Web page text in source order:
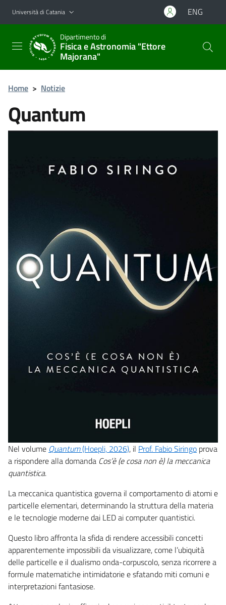
Vai al contenuto principale
Vai al menu di navigazione
Università di Catania ENG
Dipartimento di
Fisica e Astronomia "Ettore
Majorana"
Home > Notizie
Quantum
Nel volume Quantum(Hoepli, 2026), il Prof. Fabio Siringo prova
a rispondere alla domanda Cos’è (e cosa non è) la meccanica
quantistica.
La meccanica quantistica governa il comportamento di atomi e
particelle elementari, determinando la struttura della materia
e le tecnologie moderne dai LED ai computer quantistici.
Questo libro affronta la sfida di rendere accessibili concetti
apparentemente impossibili da visualizzare, come l’ubiquità
delle particelle e il dualismo onda-corpuscolo, senza ricorrere a
formule matematiche intimidatorie e sfatando miti comuni e
interpretazioni fantasiose.